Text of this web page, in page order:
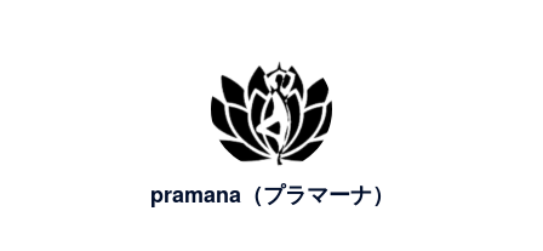
pramana（プラマーナ）